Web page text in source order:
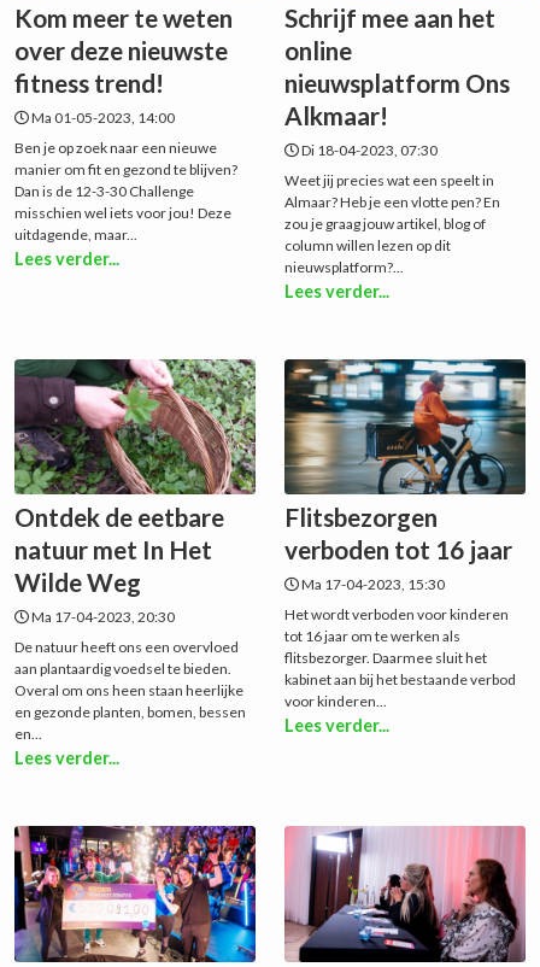
Kom meer te weten
over deze nieuwste
fitness trend!
Ma 01-05-2023, 14:00
Ben je op zoek naar een nieuwe
manier om fit en gezond te blijven?
Dan is de 12-3-30 Challenge
misschien wel iets voor jou! Deze
uitdagende, maar...
Lees verder...
Schrijf mee aan het
online
nieuwsplatform Ons
Alkmaar!
Di 18-04-2023, 07:30
Weet jij precies wat een speelt in
Almaar? Heb je een vlotte pen? En
zou je graag jouw artikel, blog of
column willen lezen op dit
nieuwsplatform?...
Lees verder...
Ontdek de eetbare
natuur met In Het
Wilde Weg
Ma 17-04-2023, 20:30
De natuur heeft ons een overvloed
aan plantaardig voedsel te bieden.
Overal om ons heen staan heerlijke
en gezonde planten, bomen, bessen
en...
Lees verder...
Flitsbezorgen
verboden tot 16 jaar
Ma 17-04-2023, 15:30
Het wordt verboden voor kinderen
tot 16 jaar om te werken als
flitsbezorger. Daarmee sluit het
kabinet aan bij het bestaande verbod
voor kinderen...
Lees verder...